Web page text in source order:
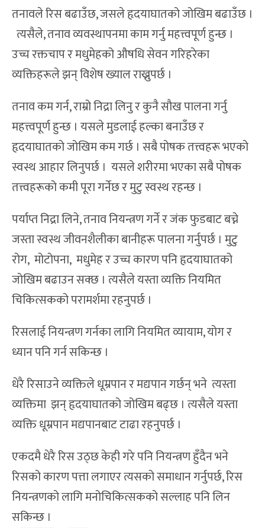
तनावले रिस बढाउँछ, जसले हृदयाघातको जोखिम बढाउँछ ।
त्यसैले, तनाव व्यवस्थापनमा काम गर्नु महत्त्वपूर्ण हुन्छ ।
उच्च रक्तचाप र मधुमेहको औषधि सेवन गरिहरेका
व्यक्तिहरूले झन् विशेष ख्याल राख्नुपर्छ ।
तनाव कम गर्न, राम्रो निद्रा लिनु र कुनै साैख पालना गर्नु
महत्त्वपूर्ण हुन्छ । यसले मुडलाई हल्का बनाउँछ र
हृदयाघातको जोखिम कम गर्छ । सबै पोषक तत्त्वहरू भएको
स्वस्थ आहार लिनुपर्छ । यसले शरीरमा भएका सबै पोषक
तत्त्वहरूको कमी पूरा गर्नेछ र मुटु स्वस्थ रहन्छ ।
पर्याप्त निद्रा लिने, तनाव नियन्त्रण गर्ने र जंक फुडबाट बच्ने
जस्ता स्वस्थ जीवनशैलीका बानीहरू पालना गर्नुपर्छ । मुटु
रोग, मोटोपना, मधुमेह र उच्च कारण पनि हृदयाघातको
जोखिम बढाउन सक्छ । त्यसैले यस्ता व्यक्ति नियमित
चिकित्सकको परामर्शमा रहनुपर्छ ।
रिसलाई नियन्त्रण गर्नका लागि नियमित व्यायाम, योग र
ध्यान पनि गर्न सकिन्छ ।
धेरै रिसाउने व्यक्तिले धूम्रपान र मद्यपान गर्छन् भने त्यस्ता
व्यक्तिमा झन् हृदयाघातको जोखिम बढ्छ । त्यसैले यस्ता
व्यक्ति धूम्रपान मद्यपानबाट टाढा रहनुपर्छ ।
एकदमै धेरै रिस उठ्छ केही गरे पनि नियन्त्रण हुँदैन भने
रिसको कारण पत्ता लगाएर त्यसको समाधान गर्नुपर्छ, रिस
नियन्त्रणको लागि मनोचिकित्सकको सल्लाह पनि लिन
सकिन्छ ।